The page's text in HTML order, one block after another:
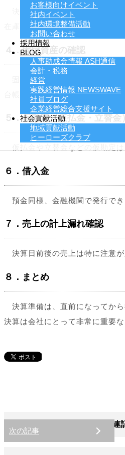
お客様向けイベント
社内イベント
社内環境整備活動
お問い合わせ
採用情報
BLOG
人事助成金情報 ASH通信
会計・税務
経営
実践経営情報 NEWSWAVE
社員ブログ
企業経営総合支援サイト
社会貢献活動
地域貢献活動
ヒーローズクラブ
決算日に棚卸資産（商品・製品
在庫になりますので注意が必要
４．固定資産の確認
固定資産台帳と実物の確認をし
台帳から除く処理を行います。
５．仮勘定（仮払金・立替
６．借入金
預金同様、金融機関で発行でき
７．売上の計上漏れ確認
決算日前後の売上は特に注意が
８．まとめ
決算準備は、直前になってから
決算は会社にとって非常に重要
次の記事
関連